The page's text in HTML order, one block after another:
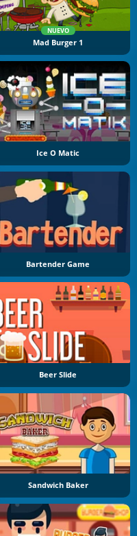
NUEVO
Mad Burger 1
Ice O Matic
Bartender Game
Beer Slide
Sandwich Baker